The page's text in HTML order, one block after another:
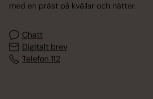
med en präst på kvällar och nätter.
Chatt
Digitalt brev
Telefon 112